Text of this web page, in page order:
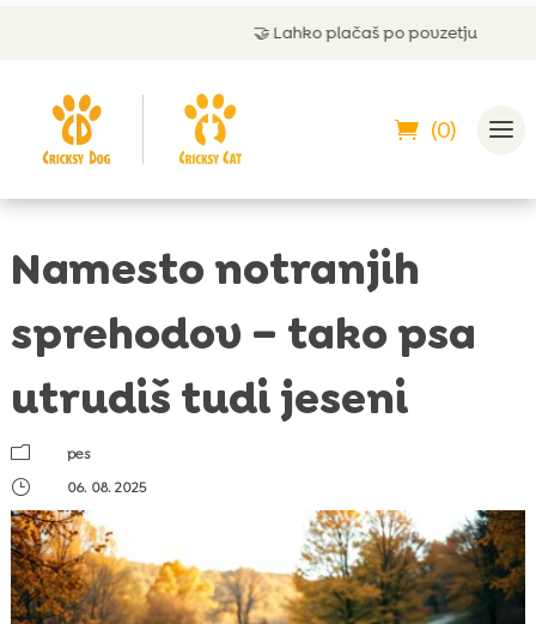
Lahko plačaš po povzetju
(0)
Namesto notranjih
sprehodov – tako psa
utrudiš tudi jeseni
m
pes
}
06. 08. 2025